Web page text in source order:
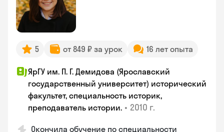
5 от 849 ₽ за урок 16 лет опыта
ЯрГУ им. П. Г. Демидова (Ярославский
государственный университет) исторический
факультет, специальность историк,
преподаватель истории. • 2010 г.
Окончила обучение по специальности